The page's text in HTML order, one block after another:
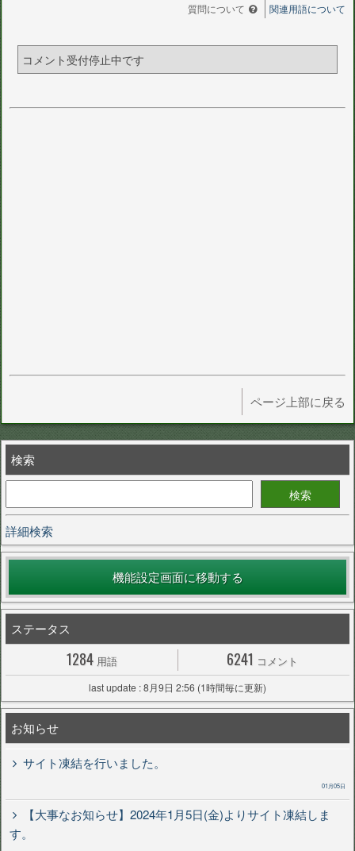
関連用語について
質問について
コメント受付停止中です
ページ上部に戻る
検索
詳細検索
機能設定画面に移動する
ステータス
1284 用語 6241 コメント
last update : 8月9日 2:56 (1時間毎に更新)
お知らせ
サイト凍結を行いました。
01月05日
【大事なお知らせ】2024年1月5日(金)よりサイト凍結しま
す。